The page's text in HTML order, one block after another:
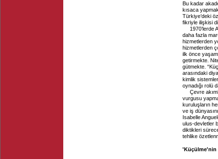
Bu kadar
kısaca
Türkiye’deki
fikriyle ilişkisi
1970’lerde
daha fazla
hizmetlerden
hizmetlerden
ilk önce yaşam
getirmekte.
gütmekte.
arasındaki
kimlik
oynadığı rolü
Çevre
vurgusu
kuruluşların
ve iş
Isabelle
ulus-devletler
diktikleri
tehlike
'Küçülme'nin